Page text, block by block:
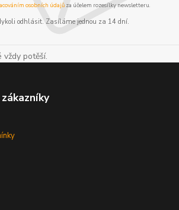
osobních údajůza účelem rozesílky newsletteru.
odhlásit. Zasíláme jednou za 14 dní.
vždy potěší.